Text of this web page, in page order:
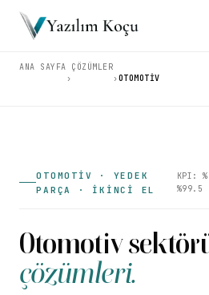
Çözümler
Eğitimler→
İçgörüler
ANA SAYFA
›
ÇÖZÜMLER
›OTOMOTIV
OTOMOTİV · YEDEK
PARÇA · İKİNCİ EL
KPI:
%99.5
Otomotiv
çözümleri.